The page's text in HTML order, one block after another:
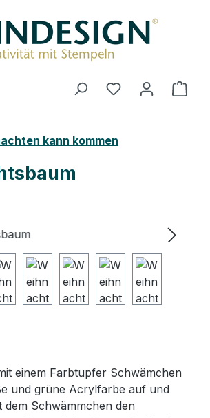
Du hast 0
kann kommen
einem Farbtupfer Schwämchen
und grüne Acrylfarbe auf und
dem Schwämmchen den